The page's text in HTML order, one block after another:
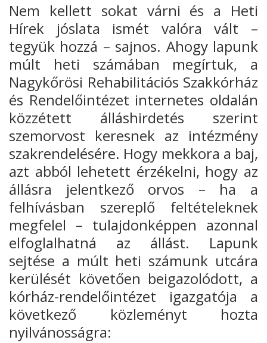
Nem kellett sokat várni és a Heti
Hírek jóslata ismét valóra vált –
tegyük hozzá – sajnos. Ahogy lapunk
múlt heti számában megírtuk, a
Nagykőrösi Rehabilitációs Szakkórház
és Rendelőintézet internetes oldalán
közzétett álláshirdetés szerint
szemorvost keresnek az intézmény
szakrendelésére. Hogy mekkora a baj,
azt abból lehetett érzékelni, hogy az
állásra jelentkező orvos – ha a
felhívásban szereplő feltételeknek
megfelel – tulajdonképpen azonnal
elfoglalhatná az állást. Lapunk
sejtése a múlt heti számunk utcára
kerülését követően beigazolódott, a
kórház-rendelőintézet igazgatója a
következő közleményt hozta
nyilvánosságra: